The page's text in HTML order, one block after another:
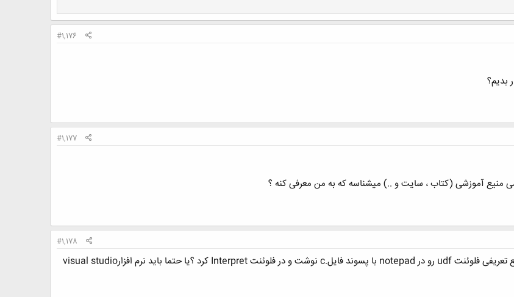
#1,176
بدیم؟
#1,177
#1,178
سلام یه سوال داشتم . میشه با استفاده از توابع تعریفی فلوئنت udf رو در notepad با پسوند فایل.c نوشت و در فلوئنت Interpret کرد ؟یا حتما باید نرم افزارvisual studio